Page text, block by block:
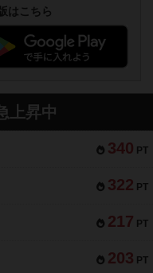
はこちら
上昇中
340 PT
322 PT
217 PT
203 PT